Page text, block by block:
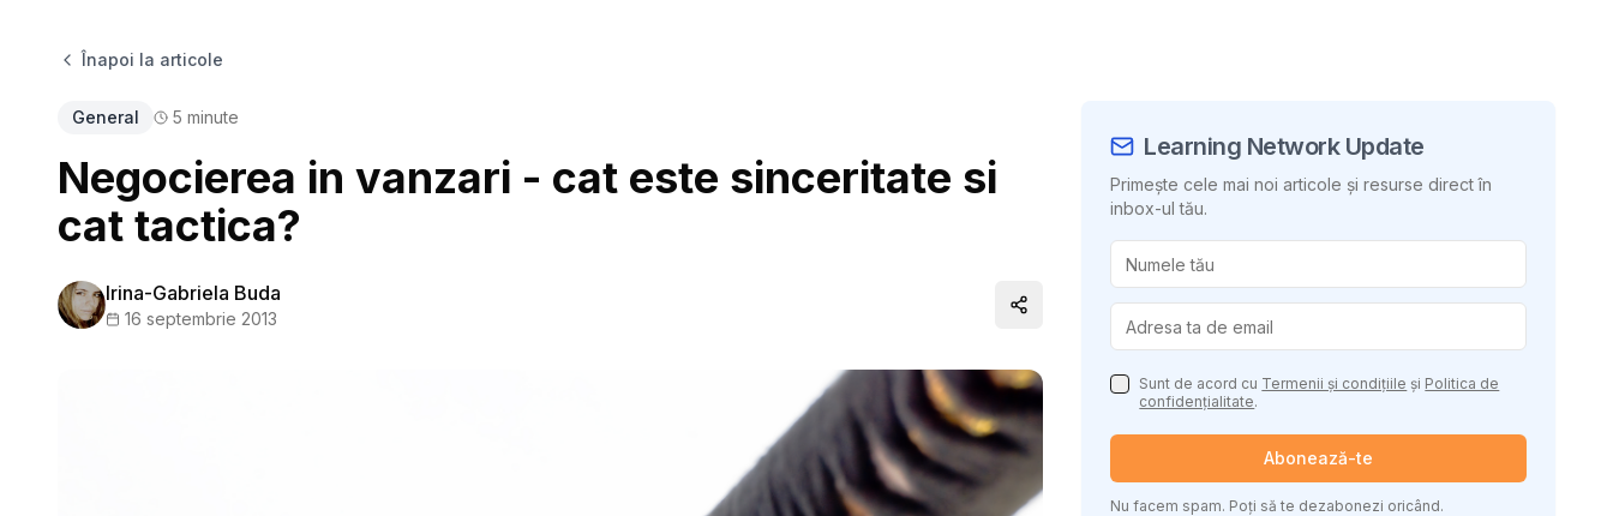
Înapoi la articole
General 5 minute
Negocierea in vanzari - cat este sinceritate si
cat tactica?
Irina-Gabriela Buda
16 septembrie 2013 Distribuie conținutul
Learning Network Update
Primește cele mai noi articole și resurse direct în
inbox-ul tău.
Sunt de acord cu Termenii și condițiile și Politica de
confidențialitate.
Abonează-te
Nu facem spam. Poți să te dezabonezi oricând.